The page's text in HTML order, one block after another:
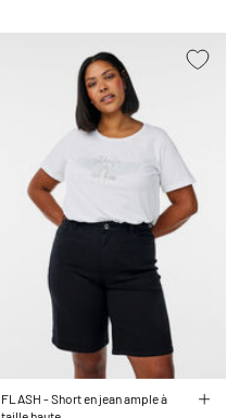
FLASH - Short en jean ample à